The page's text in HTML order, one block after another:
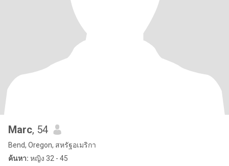
Marc, 54
Bend, Oregon, สหรัฐอเมริกา
ค้นหา: หญิง 32 - 45